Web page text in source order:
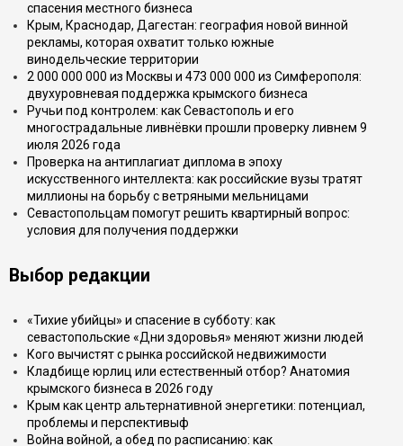
спасения местного бизнеса
Крым, Краснодар, Дагестан: география новой винной
рекламы, которая охватит только южные
винодельческие территории
2 000 000 000 из Москвы и 473 000 000 из Симферополя:
двухуровневая поддержка крымского бизнеса
Ручьи под контролем: как Севастополь и его
многострадальные ливнёвки прошли проверку ливнем 9
июля 2026 года
Проверка на антиплагиат диплома в эпоху
искусственного интеллекта: как российские вузы тратят
миллионы на борьбу с ветряными мельницами
Севастопольцам помогут решить квартирный вопрос:
условия для получения поддержки
Выбор редакции
«Тихие убийцы» и спасение в субботу: как
севастопольские «Дни здоровья» меняют жизни людей
Кого вычистят с рынка российской недвижимости
Кладбище юрлиц или естественный отбор? Анатомия
крымского бизнеса в 2026 году
Крым как центр альтернативной энергетики: потенциал,
проблемы и перспективыф
Война войной, а обед по расписанию: как